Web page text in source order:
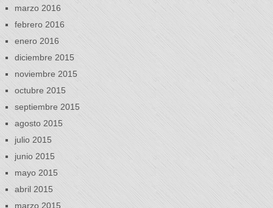
marzo 2016
febrero 2016
enero 2016
diciembre 2015
noviembre 2015
octubre 2015
septiembre 2015
agosto 2015
julio 2015
junio 2015
mayo 2015
abril 2015
marzo 2015